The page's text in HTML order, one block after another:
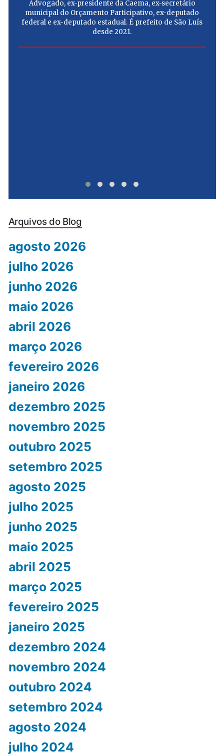
Advogado, ex-presidente da Caema, ex-secretário
municipal do Orçamento Participativo, ex-deputado
federal e ex-deputado estadual. É prefeito de São Luís
desde 2021.
Arquivos do Blog
agosto 2026
julho 2026
junho 2026
maio 2026
abril 2026
março 2026
fevereiro 2026
janeiro 2026
dezembro 2025
novembro 2025
outubro 2025
setembro 2025
agosto 2025
julho 2025
junho 2025
maio 2025
abril 2025
março 2025
fevereiro 2025
janeiro 2025
dezembro 2024
novembro 2024
outubro 2024
setembro 2024
agosto 2024
julho 2024